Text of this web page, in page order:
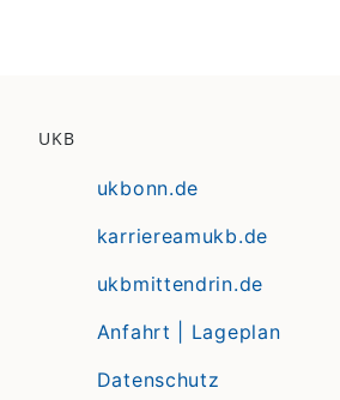
UKB
ukbonn.de
karriereamukb.de
ukbmittendrin.de
Anfahrt | Lageplan
Datenschutz